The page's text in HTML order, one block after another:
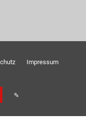
Impressum
✎